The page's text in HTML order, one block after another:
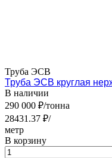
Труба ЭСВ
Труба ЭСВ круглая
В наличии
290 000 ₽/тонна
28431.37 ₽/
метр
В корзину